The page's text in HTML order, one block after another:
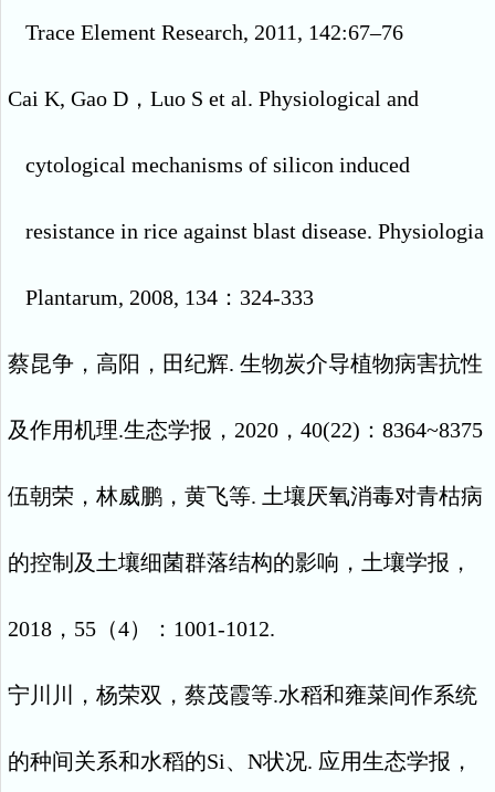
Trace Element Research, 2011, 142:67–76
Cai K, Gao D ， Luo S et al. Physiological and
cytological mechanisms of silicon induced
resistance in rice against blast disease. Physiologia
Plantarum, 2008, 134 ： 324-333
蔡昆争，高阳，田纪辉. 生物炭介导植物病害抗性
及作用机理.生态学报， 2020 ， 40(22) ： 8364~8375
伍朝荣，林威鹏，黄飞等. 土壤厌氧消毒对青枯病
的控制及土壤细菌群落结构的影响，土壤学报，
2018 ， 55 （4）： 1001-1012.
宁川川，杨荣双，蔡茂霞等.水稻和雍菜间作系统
的种间关系和水稻的Si、 N状况. 应用生态学报，